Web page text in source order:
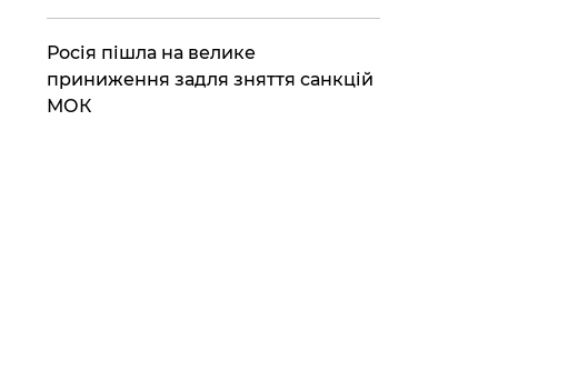
Росія пішла на велике
приниження задля зняття санкцій
МОК